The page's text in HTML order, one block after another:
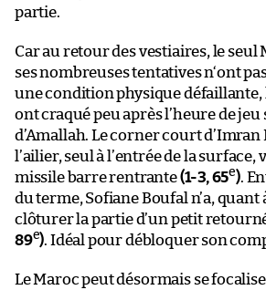
partie.
Car au retour des vestiaires, le seul
ses nombreuses tentatives n‘ont
une condition physique défaillante,
ont craqué peu après l’heure de jeu
d’Amallah. Le corner court d’Imran
l’ailier, seul à l’entrée de la surface,
missile barre rentrante(1-3, 65e).
du terme, Sofiane Boufal n’a, quant
clôturer la partie d’un petit
89e). Idéal pour débloquer son
Le Maroc peut désormais se